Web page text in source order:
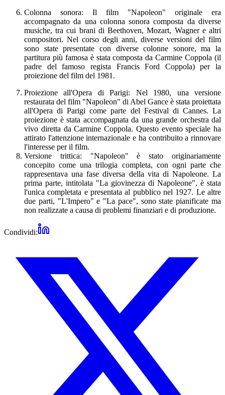
Colonna sonora: Il film "Napoleon" originale era
accompagnato da una colonna sonora composta da diverse
musiche, tra cui brani di Beethoven, Mozart, Wagner e altri
compositori. Nel corso degli anni, diverse versioni del film
sono state presentate con diverse colonne sonore, ma la
partitura più famosa è stata composta da Carmine Coppola (il
padre del famoso regista Francis Ford Coppola) per la
proiezione del film del 1981.
Proiezione all'Opera di Parigi: Nel 1980, una versione
restaurata del film "Napoleon" di Abel Gance è stata proiettata
all'Opera di Parigi come parte del Festival di Cannes. La
proiezione è stata accompagnata da una grande orchestra dal
vivo diretta da Carmine Coppola. Questo evento speciale ha
attirato l'attenzione internazionale e ha contribuito a rinnovare
l'interesse per il film.
Versione trittica: "Napoleon" è stato originariamente
concepito come una trilogia completa, con ogni parte che
rappresentava una fase diversa della vita di Napoleone. La
prima parte, intitolata "La giovinezza di Napoleone", è stata
l'unica completata e presentata al pubblico nel 1927. Le altre
due parti, "L'Impero" e "La pace", sono state pianificate ma
non realizzate a causa di problemi finanziari e di produzione.
Condividi: